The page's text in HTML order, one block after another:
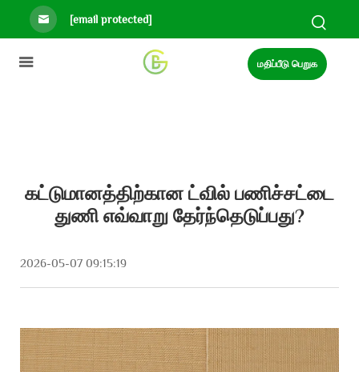
[email protected]
மதிப்பீடு பெறுக
கட்டுமானத்திற்கான ட்வில் பணிச்சட்டை
துணி எவ்வாறு தேர்ந்தெடுப்பது?
2026-05-07 09:15:19